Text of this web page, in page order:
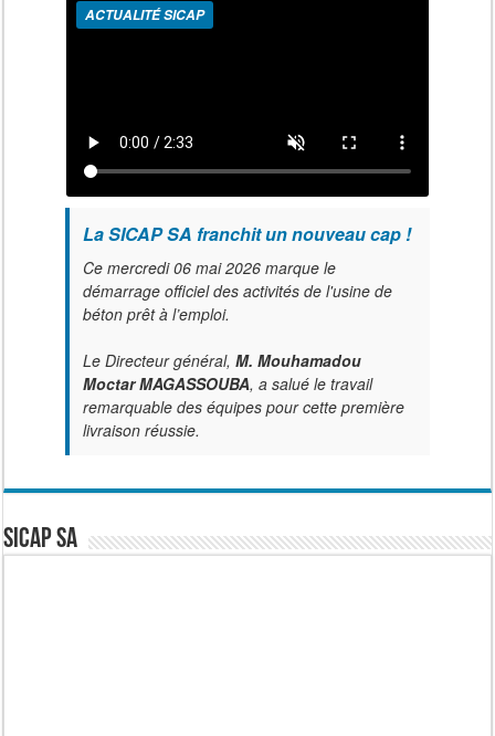
ACTUALITÉ SICAP
La SICAP SA franchit un nouveau cap !
Ce mercredi 06 mai 2026 marque le
démarrage officiel des activités de l'usine de
béton prêt à l’emploi.
Le Directeur général, M. Mouhamadou
Moctar MAGASSOUBA, a salué le travail
remarquable des équipes pour cette première
livraison réussie.
SICAP SA